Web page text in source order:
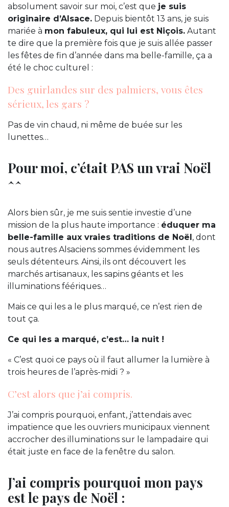
absolument savoir sur moi, c’est que je suis
originaire d’Alsace. Depuis bientôt 13 ans, je suis
mariée à mon fabuleux, qui lui est Niçois. Autant
te dire que la première fois que je suis allée passer
les fêtes de fin d’année dans ma belle-famille, ça a
été le choc culturel :
Des guirlandes sur des palmiers, vous êtes
sérieux, les gars ?
Pas de vin chaud, ni même de buée sur les
lunettes…
Pour moi, c’était PAS un vrai Noël
^^
Alors bien sûr, je me suis sentie investie d’une
mission de la plus haute importance : éduquer ma
belle-famille aux vraies traditions de Noël , dont
nous autres Alsaciens sommes évidemment les
seuls détenteurs. Ainsi, ils ont découvert les
marchés artisanaux, les sapins géants et les
illuminations féériques…
Mais ce qui les a le plus marqué, ce n’est rien de
tout ça.
Ce qui les a marqué, c’est… la nuit !
« C’est quoi ce pays où il faut allumer la lumière à
trois heures de l’après-midi ? »
C’est alors que j’ai compris.
J’ai compris pourquoi, enfant, j’attendais avec
impatience que les ouvriers municipaux viennent
accrocher des illuminations sur le lampadaire qui
était juste en face de la fenêtre du salon.
J’ai compris pourquoi mon pays
est le pays de Noël :